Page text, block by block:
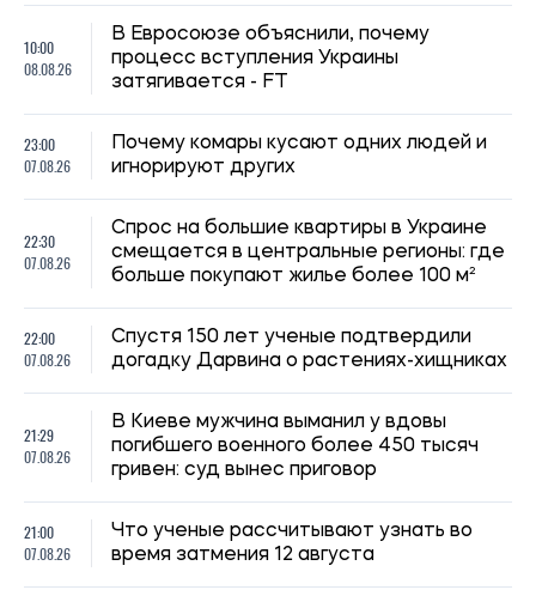
10:00
08.08.26
В Евросоюзе объяснили, почему
процесс вступления Украины
затягивается - FT
23:00
07.08.26
Почему комары кусают одних людей и
игнорируют других
22:30
07.08.26
Спрос на большие квартиры в Украине
смещается в центральные регионы: где
больше покупают жилье более 100 м²
22:00
07.08.26
Спустя 150 лет ученые подтвердили
догадку Дарвина о растениях-хищниках
21:29
07.08.26
В Киеве мужчина выманил у вдовы
погибшего военного более 450 тысяч
гривен: суд вынес приговор
21:00
07.08.26
Что ученые рассчитывают узнать во
время затмения 12 августа